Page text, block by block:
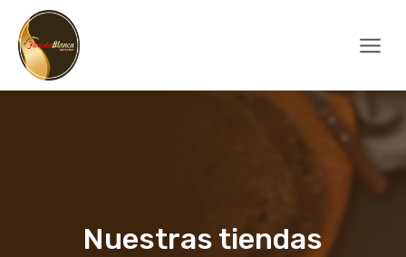
Nuestras tiendas